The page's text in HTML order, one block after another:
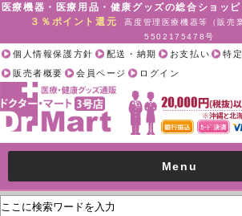
医療機器・医療用品・健康グッズの総合ショッ
３％ポイント還元
高度管理医療機器等（販
5502175478号
個人情報保護方針 配送・納期 お支払い
特
販売者概要
会員ページ ログイン
Menu